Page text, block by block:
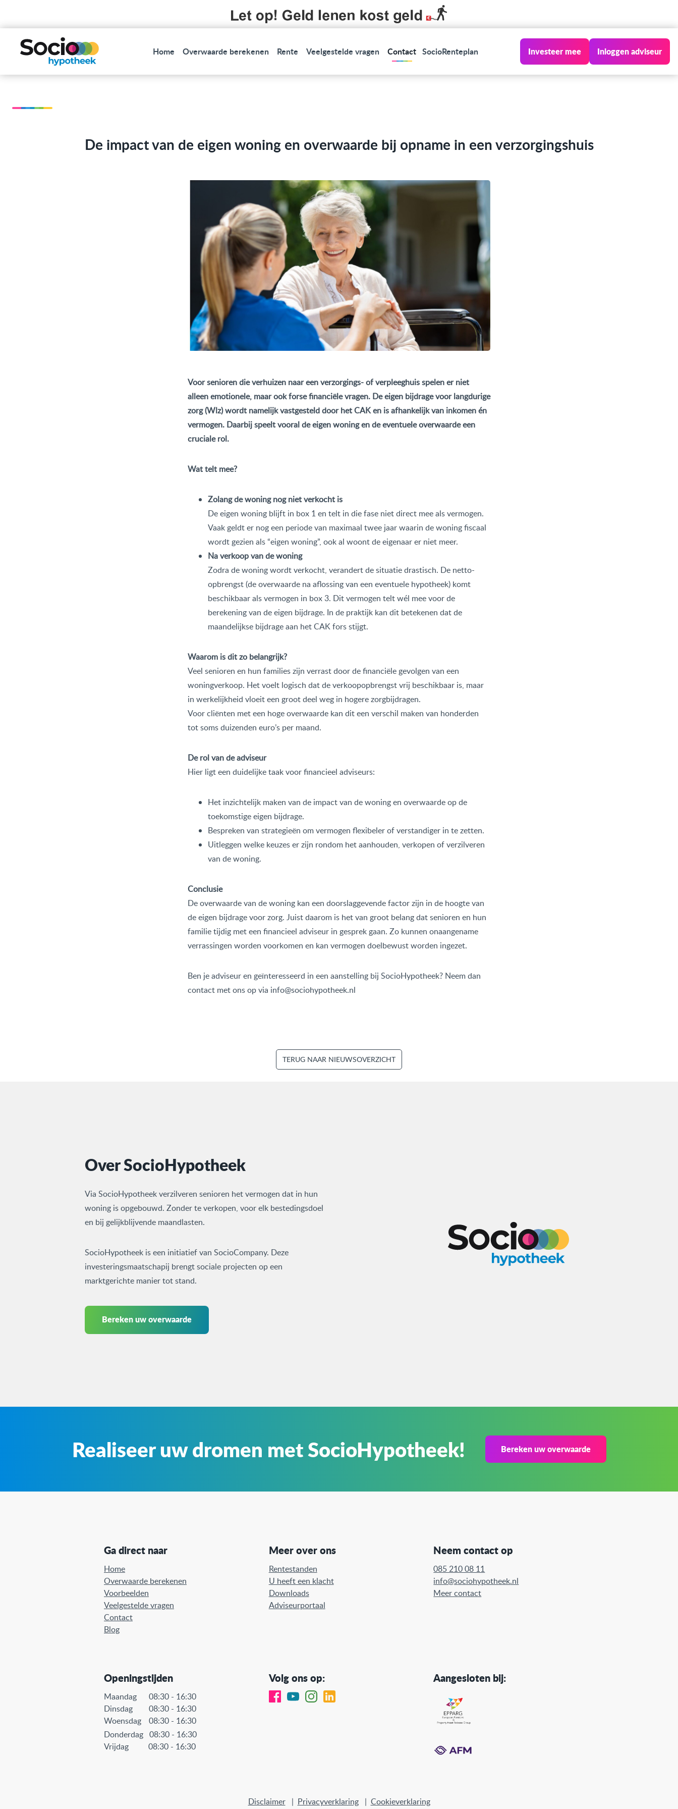
Home Overwaarde berekenen Rente Veelgestelde vragen Contact SocioRenteplan Investeer mee Inloggen adviseur
De impact van de eigen woning en overwaarde bij opname in een verzorgingshuis
Voor senioren die verhuizen naar een verzorgings- of verpleeghuis spelen er niet
alleen emotionele, maar ook forse financiële vragen. De eigen bijdrage voor langdurige
zorg (Wlz) wordt namelijk vastgesteld door het CAK en is afhankelijk van inkomen én
vermogen. Daarbij speelt vooral de eigen woning en de eventuele overwaarde een
cruciale rol.
Wat telt mee?
Zolang de woning nog niet verkocht is
De eigen woning blijft in box 1 en telt in die fase niet direct mee als vermogen.
Vaak geldt er nog een periode van maximaal twee jaar waarin de woning fiscaal
wordt gezien als “eigen woning”, ook al woont de eigenaar er niet meer.
Na verkoop van de woning
Zodra de woning wordt verkocht, verandert de situatie drastisch. De netto-
opbrengst (de overwaarde na aflossing van een eventuele hypotheek) komt
beschikbaar als vermogen in box 3. Dit vermogen telt wél mee voor de
berekening van de eigen bijdrage. In de praktijk kan dit betekenen dat de
maandelijkse bijdrage aan het CAK fors stijgt.
Waarom is dit zo belangrijk?
Veel senioren en hun families zijn verrast door de financiële gevolgen van een
woningverkoop. Het voelt logisch dat de verkoopopbrengst vrij beschikbaar is, maar
in werkelijkheid vloeit een groot deel weg in hogere zorgbijdragen.
Voor cliënten met een hoge overwaarde kan dit een verschil maken van honderden
tot soms duizenden euro’s per maand.
De rol van de adviseur
Hier ligt een duidelijke taak voor financieel adviseurs:
Het inzichtelijk maken van de impact van de woning en overwaarde op de
toekomstige eigen bijdrage.
Bespreken van strategieën om vermogen flexibeler of verstandiger in te zetten.
Uitleggen welke keuzes er zijn rondom het aanhouden, verkopen of verzilveren
van de woning.
Conclusie
De overwaarde van de woning kan een doorslaggevende factor zijn in de hoogte van
de eigen bijdrage voor zorg. Juist daarom is het van groot belang dat senioren en hun
familie tijdig met een financieel adviseur in gesprek gaan. Zo kunnen onaangename
verrassingen worden voorkomen en kan vermogen doelbewust worden ingezet.
Ben je adviseur en geïnteresseerd in een aanstelling bij SocioHypotheek? Neem dan
contact met ons op via info@sociohypotheek.nl
TERUG NAAR NIEUWSOVERZICHT
Over SocioHypotheek
Via SocioHypotheek verzilveren senioren het vermogen dat in hun
woning is opgebouwd. Zonder te verkopen, voor elk bestedingsdoel
en bij gelijkblijvende maandlasten.
SocioHypotheek is een initiatief van SocioCompany. Deze
investeringsmaatschapij brengt sociale projecten op een
marktgerichte manier tot stand.
Bereken uw overwaarde
Realiseer uw dromen met SocioHypotheek! Bereken uw overwaarde
Ga direct naar
Home
Overwaarde berekenen
Voorbeelden
Veelgestelde vragen
Contact
Blog
Meer over ons
Rentestanden
U heeft een klacht
Downloads
Adviseurportaal
Neem contact op
085 210 08 11
info@sociohypotheek.nl
Meer contact
Openingstijden
Maandag 08:30 - 16:30
Dinsdag 08:30 - 16:30
Woensdag
08:30 - 16:30
Donderdag 08:30 - 16:30
Vrijdag
08:30 - 16:30
Volg ons op: Aangesloten bij:
Disclaimer| Privacyverklaring| Cookieverklaring